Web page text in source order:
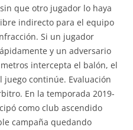
que otro jugador lo haya
indirecto para el equipo
Si un jugador
y un adversario
intercepta el balón, el
continúe. Evaluación
En la temporada 2019-
como club ascendido
campaña quedando